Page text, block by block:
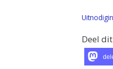
Deel